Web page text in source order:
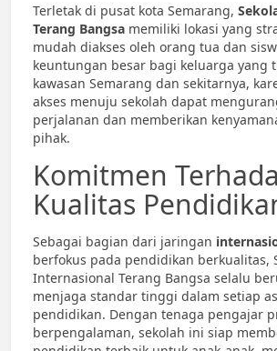
Terletak di pusat kota Semarang,
Terang Bangsa memiliki lokasi yang
mudah diakses oleh orang tua dan
keuntungan besar bagi keluarga yang
kawasan Semarang dan sekitarnya,
akses menuju sekolah dapat
perjalanan dan memberikan
pihak.
Komitmen
Kualitas
Sebagai bagian dari jaringan
berfokus pada pendidikan berkualitas,
Internasional Terang Bangsa selalu
menjaga standar tinggi dalam setiap
pendidikan. Dengan tenaga pengajar
berpengalaman, sekolah ini siap